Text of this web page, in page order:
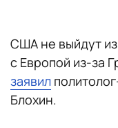
США не выйдут
с Европой из-за
заявил
Блохин.